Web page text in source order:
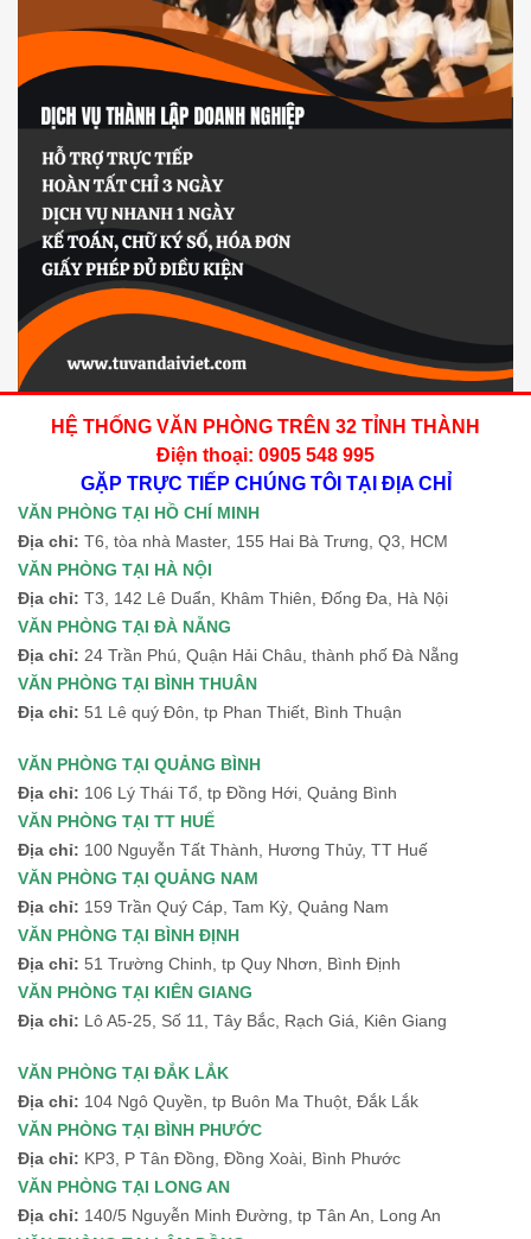
HỆ THỐNG VĂN PHÒNG TRÊN 32 TỈNH THÀNH
Điện thoại: 0905 548 995
GẶP TRỰC TIẾP CHÚNG TÔI TẠI ĐỊA CHỈ
VĂN PHÒNG TẠI HỒ CHÍ MINH
Địa chỉ: T6, tòa nhà Master, 155 Hai Bà Trưng, Q3, HCM
VĂN PHÒNG TẠI HÀ NỘI
Địa chỉ: T3, 142 Lê Duẩn, Khâm Thiên, Đống Đa, Hà Nội
VĂN PHÒNG TẠI ĐÀ NẴNG
Địa chỉ: 24 Trần Phú, Quận Hải Châu, thành phố Đà Nẵng
VĂN PHÒNG TẠI BÌNH THUÂN
Địa chỉ: 51 Lê quý Đôn, tp Phan Thiết, Bình Thuận
VĂN PHÒNG TẠI QUẢNG BÌNH
Địa chỉ: 106 Lý Thái Tổ, tp Đồng Hới, Quảng Bình
VĂN PHÒNG TẠI TT HUẾ
Địa chỉ: 100 Nguyễn Tất Thành, Hương Thủy, TT Huế
VĂN PHÒNG TẠI QUẢNG NAM
Địa chỉ: 159 Trần Quý Cáp, Tam Kỳ, Quảng Nam
VĂN PHÒNG TẠI BÌNH ĐỊNH
Địa chỉ: 51 Trường Chinh, tp Quy Nhơn, Bình Định
VĂN PHÒNG TẠI KIÊN GIANG
Địa chỉ: Lô A5-25, Số 11, Tây Bắc, Rạch Giá, Kiên Giang
VĂN PHÒNG TẠI ĐẮK LẮK
Địa chỉ: 104 Ngô Quyền, tp Buôn Ma Thuột, Đắk Lắk
VĂN PHÒNG TẠI BÌNH PHƯỚC
Địa chỉ: KP3, P Tân Đồng, Đồng Xoài, Bình Phước
VĂN PHÒNG TẠI LONG AN
Địa chỉ: 140/5 Nguyễn Minh Đường, tp Tân An, Long An